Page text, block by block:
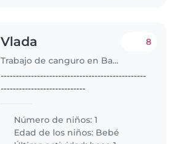
Vlada
Trabajo de canguro en Barcelona
8
------------------------------------------------
----------------------------
Número de niños: 1
Edad de los niños: Bebé